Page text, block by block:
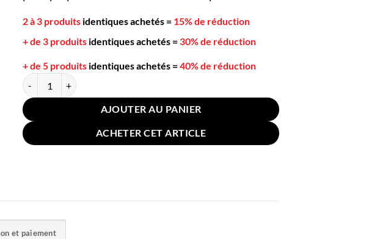
2 à 3 produits identiques achetés = 15% de réduction
+ de 3 produits identiques achetés = 30% de réduction
+ de 5 produits identiques achetés =40% de réduction
quantité de Cuillère Japonaise Bois Tresse Noire Courbée 18.5cm
AJOUTER AU PANIER
ACHETER CET ARTICLE
et paiement